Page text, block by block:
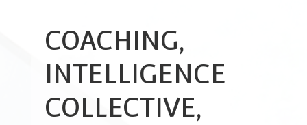
COACHING,
INTELLIGENCE
COLLECTIVE,